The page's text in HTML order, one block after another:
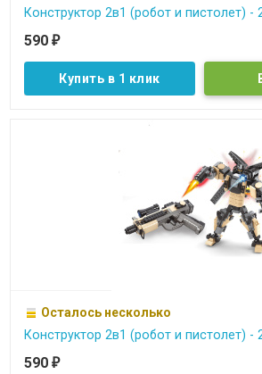
Конструктор 2в1 (робот и пистолет) -
590 ₽
Купить в 1 клик
Осталось несколько
Конструктор 2в1 (робот и пистолет) -
590 ₽